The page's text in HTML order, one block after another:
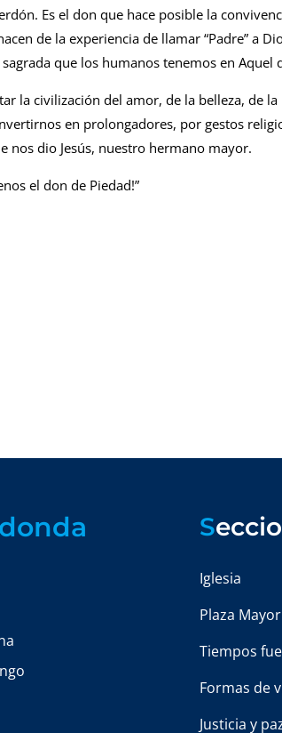
Es el don que hace posible la
de la experiencia de llamar “Padre” a
que los humanos tenemos en Aquel
la civilización del amor, de la belleza, de
en prolongadores, por gestos
nos dio Jesús, nuestro hermano mayor.
el don de Piedad!”
S
Iglesia
Plaza Mayor
Tiempos
Formas de
Justicia y